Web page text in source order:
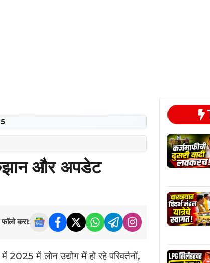
और अपडेट
करा:
में लोन उद्योग में हो रहे परिवर्तनों,